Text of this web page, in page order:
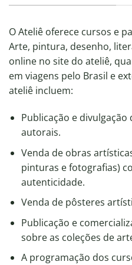
O Ateliê oferece cursos e
Arte, pintura, desenho,
online no site do ateliê,
em viagens pelo Brasil e
ateliê incluem:
Publicação e divulgação
autorais.
Venda de obras
pinturas e fotografias)
autenticidade.
Venda de pôsteres
Publicação e
sobre as coleções de
A programação dos